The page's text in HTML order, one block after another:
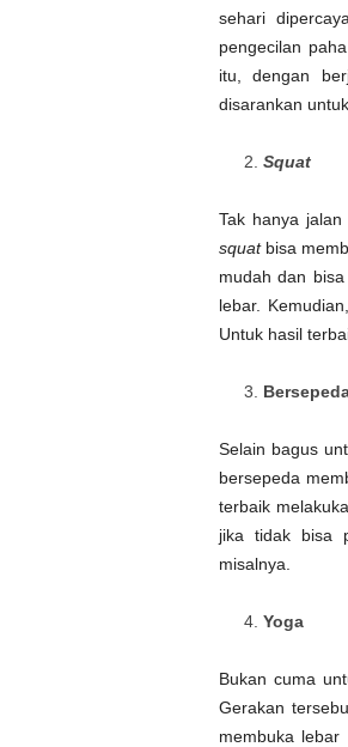
sehari
pengecilan
itu, dengan
disarankan
Squat
Tak hanya
squatbisa
mudah dan
lebar.
Untuk hasil
Selain bagus
bersepeda
terbaik
jika tidak bisa
misalnya.
Yoga
Bukan cuma
Gerakan
membuka